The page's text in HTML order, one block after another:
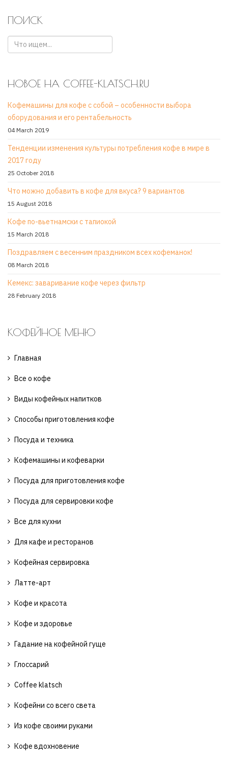
ПОИСК
НОВОЕ НА COFFEE-KLATSCH.RU
Кофемашины для кофе с собой – особенности выбора
оборудования и его рентабельность
04 March 2019
Тенденции изменения культуры потребления кофе в мире в
2017 году
25 October 2018
Что можно добавить в кофе для вкуса? 9 вариантов
15 August 2018
Кофе по-вьетнамски с тапиокой
15 March 2018
Поздравляем с весенним праздником всех кофеманок!
08 March 2018
Кемекс: заваривание кофе через фильтр
28 February 2018
КОФЕЙНОЕ МЕНЮ
Главная
Все о кофе
Виды кофейных напитков
Способы приготовления кофе
Посуда и техника
Кофемашины и кофеварки
Посуда для приготовления кофе
Посуда для сервировки кофе
Все для кухни
Для кафе и ресторанов
Кофейная сервировка
Латте-арт
Кофе и красота
Кофе и здоровье
Гадание на кофейной гуще
Глоссарий
Coffee klatsch
Кофейни со всего света
Из кофе своими руками
Кофе вдохновение